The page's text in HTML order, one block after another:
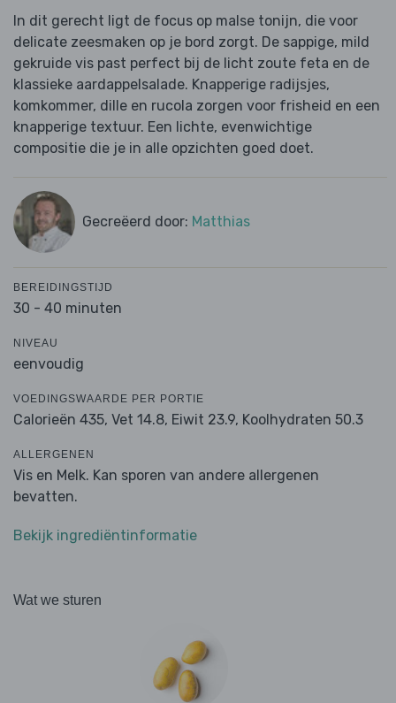
In dit gerecht ligt de focus op malse tonijn, die voor
delicate zeesmaken op je bord zorgt. De sappige, mild
gekruide vis past perfect bij de licht zoute feta en de
klassieke aardappelsalade. Knapperige radijsjes,
komkommer, dille en rucola zorgen voor frisheid en een
knapperige textuur. Een lichte, evenwichtige
compositie die je in alle opzichten goed doet.
Gecreëerd door: Matthias
BEREIDINGSTIJD
30 - 40 minuten
NIVEAU
eenvoudig
VOEDINGSWAARDE PER PORTIE
Calorieën 435, Vet 14.8, Eiwit 23.9, Koolhydraten 50.3
ALLERGENEN
Vis en Melk. Kan sporen van andere allergenen
bevatten.
Bekijk ingrediëntinformatie
Wat we sturen